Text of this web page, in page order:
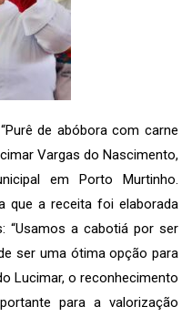
de abóbora com carne
Vargas do Nascimento,
em Porto Murtinho.
que a receita foi elaborada
“Usamos a cabotiá por ser
ser uma ótima opção para
Lucimar, o reconhecimento
para a valorização